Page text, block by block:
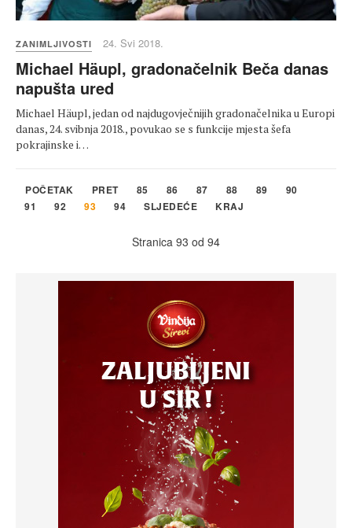
ZANIMLJIVOSTI 24. Svi 2018.
Michael Häupl, gradonačelnik Beča danas
napušta ured
Michael Häupl, jedan od najdugovječnijih gradonačelnika u Europi
danas, 24. svibnja 2018., povukao se s funkcije mjesta šefa
pokrajinske i…
POČETAK PRET 85 86 87 88 89
90
91
92 93 94 SLJEDEĆE KRAJ
Stranica 93 od 94